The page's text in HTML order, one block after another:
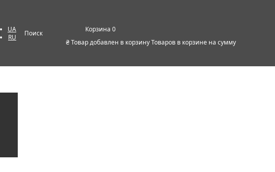
UA
RU
Поиск
0
₴Товар добавлен в корзинуТоваров в корзине на сумму